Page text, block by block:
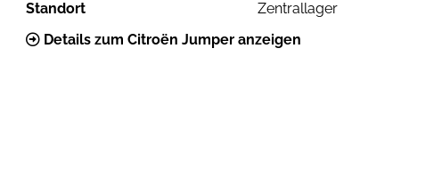
Standort
Zentrallager
Details zum Citroën Jumper anzeigen